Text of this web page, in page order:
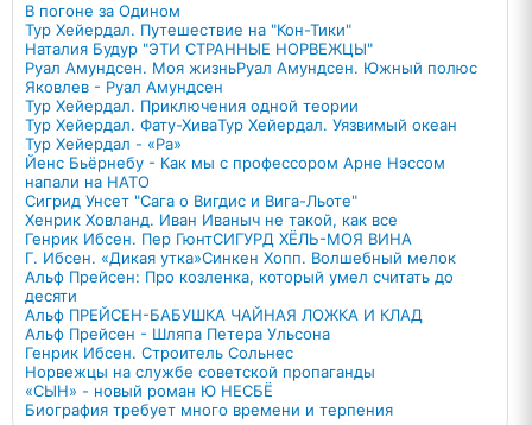
В погоне за Одином
Тур Хейердал. Путешествие на "Кон-Тики"
Наталия Будур "ЭТИ СТРАННЫЕ НОРВЕЖЦЫ"
Руал Амундсен. Моя жизньРуал Амундсен. Южный полюс
Яковлев - Руал Амундсен
Тур Хейердал. Приключения одной теории
Тур Хейердал. Фату-ХиваТур Хейердал. Уязвимый океан
Тур Хейердал - «Ра»
Йенс Бьёрнебу - Как мы с профессором Арне Нэссом
напали на НАТО
Сигрид Унсет "Сага о Вигдис и Вига-Льоте"
Хенрик Ховланд. Иван Иваныч не такой, как все
Генрик Ибсен. Пер ГюнтСИГУРД ХЁЛЬ-МОЯ ВИНА
Г. Ибсен. «Дикая утка»Синкен Хопп. Волшебный мелок
Альф Прейсен: Про козленка, который умел считать до
десяти
Альф ПРЕЙСЕН-БАБУШКА ЧАЙНАЯ ЛОЖКА И КЛАД
Альф Прейсен - Шляпа Петера Ульсона
Генрик Ибсен. Строитель Сольнес
Норвежцы на службе советской пропаганды
«СЫН» - новый роман Ю НЕСБЁ
Биография требует много времени и терпения